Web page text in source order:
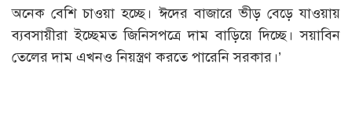
অনেক বেশি চাওয়া হচ্ছে। ঈদের বাজারে ভীড় বেড়ে যাওয়ায়
ব্যবসায়ীরা ইচ্ছেমত জিনিসপত্রে দাম বাড়িয়ে দিচ্ছে। সয়াবিন
তেলের দাম এখনও নিয়স্ত্রণ করতে পারেনি সরকার।’